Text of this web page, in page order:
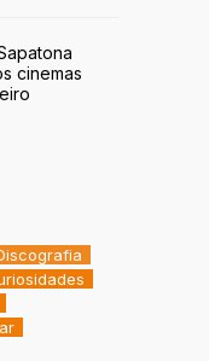
cinemas